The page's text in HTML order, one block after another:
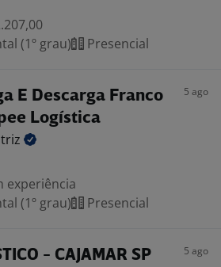
(1º grau)
Presencial
E Descarga Franco
Logística
5 ago
experiência
(1º grau)
Presencial
- CAJAMAR SP 5 ago